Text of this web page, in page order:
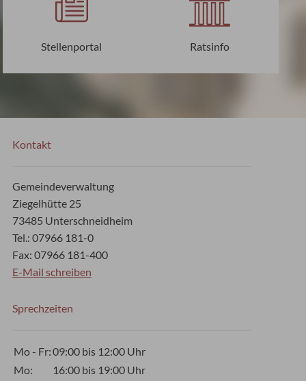
Stellenportal Ratsinfo
Kontakt
Gemeindeverwaltung
Ziegelhütte 25
73485 Unterschneidheim
Tel.: 07966 181-0
Fax: 07966 181-400
E-Mail schreiben
Sprechzeiten
Mo - Fr:09:00 bis 12:00 Uhr
Mo:
16:00 bis 19:00 Uhr